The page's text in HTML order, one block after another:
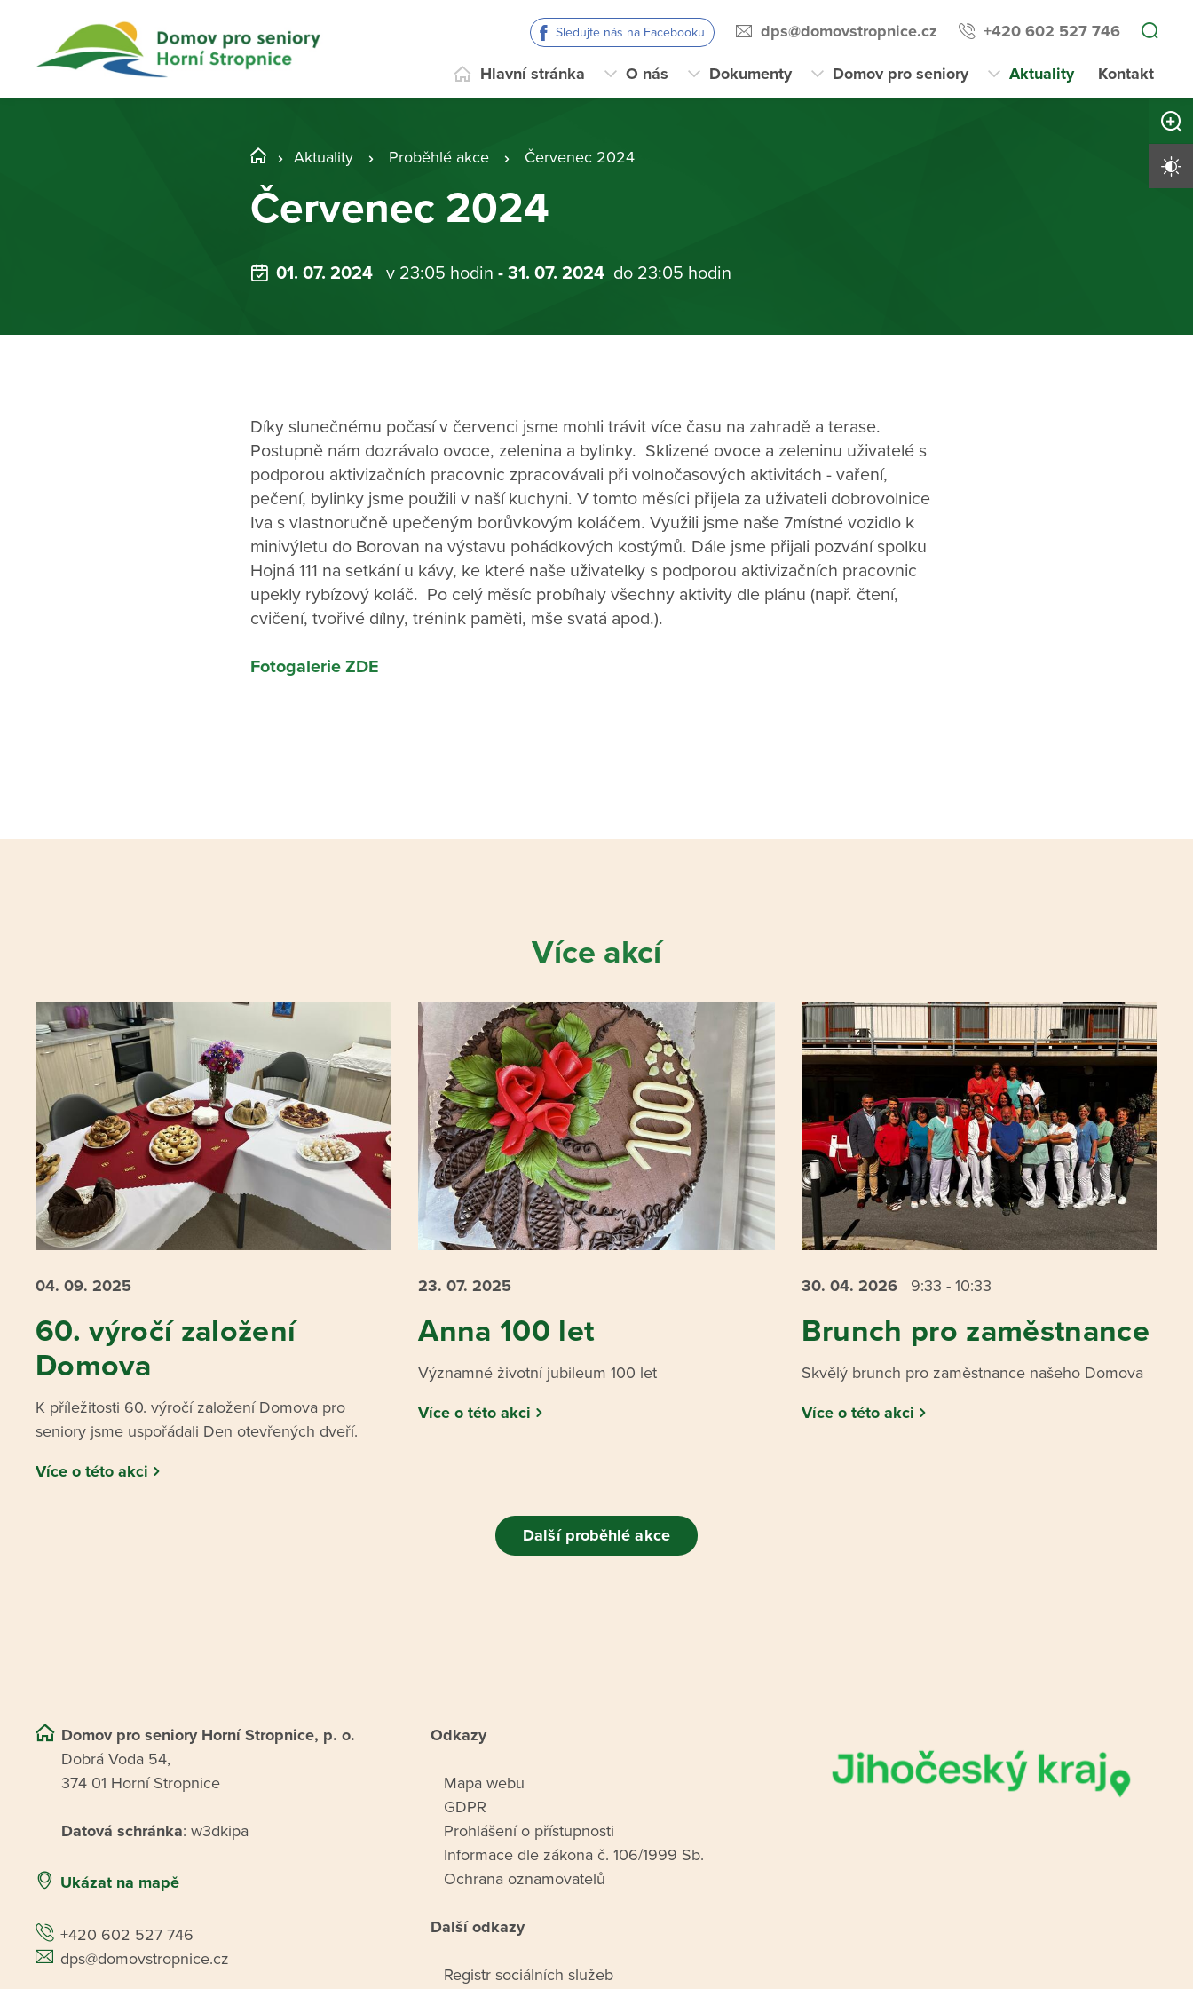
Sledujte nás na Facebooku dps@domovstropnice.cz +420 602 527 746
Hlavní stránka O nás Dokumenty Domov pro seniory Aktuality Kontakt
Aktuality Proběhlé akce Červenec 2024
Červenec 2024
01. 07. 2024 v 23:05 hodin - 31. 07. 2024 do 23:05 hodin
Díky slunečnému počasí v červenci jsme mohli trávit více času na zahradě a terase.
Postupně nám dozrávalo ovoce, zelenina a bylinky. Sklizené ovoce a zeleninu uživatelé s
podporou aktivizačních pracovnic zpracovávali při volnočasových aktivitách - vaření,
pečení, bylinky jsme použili v naší kuchyni. V tomto měsíci přijela za uživateli dobrovolnice
Iva s vlastnoručně upečeným borůvkovým koláčem. Využili jsme naše 7místné vozidlo k
minivýletu do Borovan na výstavu pohádkových kostýmů. Dále jsme přijali pozvání spolku
Hojná 111 na setkání u kávy, ke které naše uživatelky s podporou aktivizačních pracovnic
upekly rybízový koláč. Po celý měsíc probíhaly všechny aktivity dle plánu (např. čtení,
cvičení, tvořivé dílny, trénink paměti, mše svatá apod.).
Fotogalerie ZDE
Více akcí
04. 09. 2025
60. výročí založení
Domova
K příležitosti 60. výročí založení Domova pro
seniory jsme uspořádali Den otevřených dveří.
Více o této akci
23. 07.2025
Anna 100 let
Významné životní jubileum 100 let
Více o této akci
30. 04. 2026 9:33 - 10:33
Brunch pro zaměstnance
Skvělý brunch pro zaměstnance našeho Domova
Více o této akci
Další proběhlé akce
Domov pro seniory Horní Stropnice, p. o.
Dobrá Voda 54,
374 01 Horní Stropnice
Datová schránka: w3dkipa
Ukázat na mapě
+420 602 527 746
dps@domovstropnice.cz
Odkazy
Mapa webu
GDPR
Prohlášení o přístupnosti
Informace dle zákona č. 106/1999 Sb.
Ochrana oznamovatelů
Další odkazy
Registr sociálních služeb